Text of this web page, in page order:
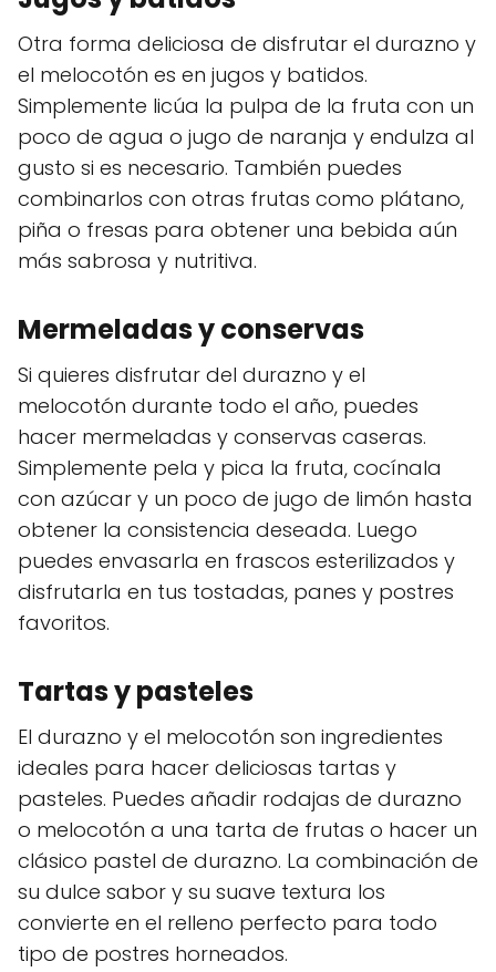
Otra forma deliciosa de disfrutar el durazno y
el melocotón es en jugos y batidos.
Simplemente licúa la pulpa de la fruta con un
poco de agua o jugo de naranja y endulza al
gusto si es necesario. También puedes
combinarlos con otras frutas como plátano,
piña o fresas para obtener una bebida aún
más sabrosa y nutritiva.
Mermeladas y conservas
Si quieres disfrutar del durazno y el
melocotón durante todo el año, puedes
hacer mermeladas y conservas caseras.
Simplemente pela y pica la fruta, cocínala
con azúcar y un poco de jugo de limón hasta
obtener la consistencia deseada. Luego
puedes envasarla en frascos esterilizados y
disfrutarla en tus tostadas, panes y postres
favoritos.
Tartas y pasteles
El durazno y el melocotón son ingredientes
ideales para hacer deliciosas tartas y
pasteles. Puedes añadir rodajas de durazno
o melocotón a una tarta de frutas o hacer un
clásico pastel de durazno. La combinación de
su dulce sabor y su suave textura los
convierte en el relleno perfecto para todo
tipo de postres horneados.